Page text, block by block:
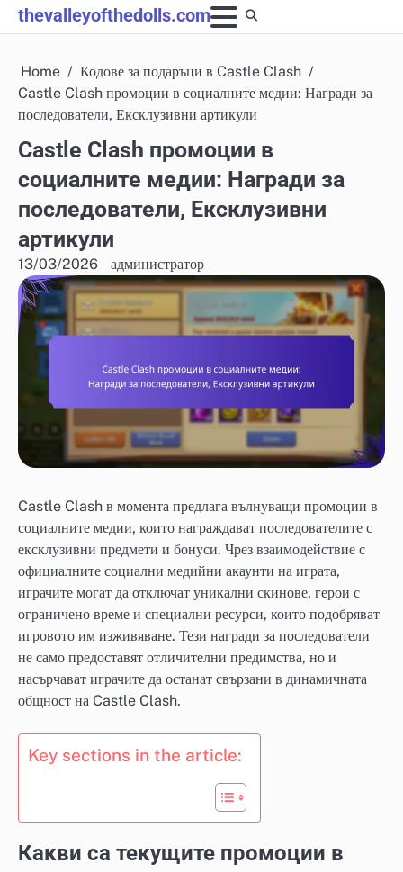
Skip
to
thevalleyofthedolls.com
Home
Кодове за подаръци в Castle Clash
Castle Clash промоции в социалните медии: Награди за
последователи, Ексклузивни артикули
Castle Clash промоции в
социалните медии: Награди за
последователи, Ексклузивни
артикули
13/03/2026 администратор
Castle Clash в момента предлага вълнуващи промоции в
социалните медии, които награждават последователите с
ексклузивни предмети и бонуси. Чрез взаимодействие с
официалните социални медийни акаунти на играта,
играчите могат да отключат уникални скинове, герои с
ограничено време и специални ресурси, които подобряват
игровото им изживяване. Тези награди за последователи
не само предоставят отличителни предимства, но и
насърчават играчите да останат свързани в динамичната
общност на Castle Clash.
Key sections in the article:
Какви са текущите промоции в